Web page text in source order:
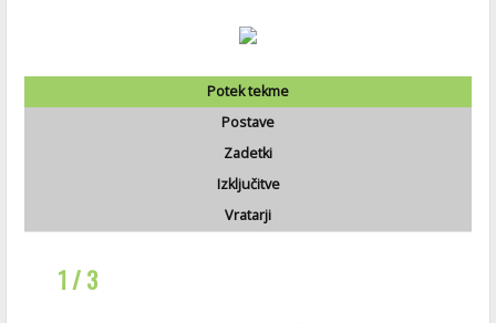
Potek tekme
Postave
Zadetki
Izključitve
Vratarji
1 / 3